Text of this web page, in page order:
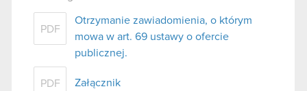
PDF
Otrzymanie zawiadomienia, o którym
mowa w art. 69 ustawy o ofercie
publicznej.
PDF Załącznik